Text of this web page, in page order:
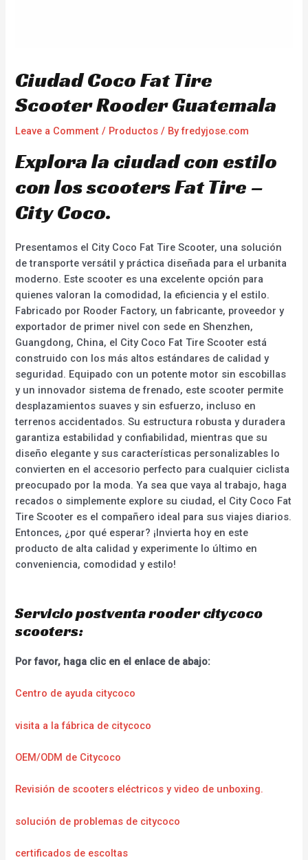
Ciudad Coco Fat Tire
Scooter Rooder Guatemala
Leave a Comment / Productos / Byfredyjose.com
Explora la ciudad con estilo
con los scooters Fat Tire –
City Coco.
Presentamos el City Coco Fat Tire Scooter, una solución
de transporte versátil y práctica diseñada para el urbanita
moderno. Este scooter es una excelente opción para
quienes valoran la comodidad, la eficiencia y el estilo.
Fabricado por Rooder Factory, un fabricante, proveedor y
exportador de primer nivel con sede en Shenzhen,
Guangdong, China, el City Coco Fat Tire Scooter está
construido con los más altos estándares de calidad y
seguridad. Equipado con un potente motor sin escobillas
y un innovador sistema de frenado, este scooter permite
desplazamientos suaves y sin esfuerzo, incluso en
terrenos accidentados. Su estructura robusta y duradera
garantiza estabilidad y confiabilidad, mientras que su
diseño elegante y sus características personalizables lo
convierten en el accesorio perfecto para cualquier ciclista
preocupado por la moda. Ya sea que vaya al trabajo, haga
recados o simplemente explore su ciudad, el City Coco Fat
Tire Scooter es el compañero ideal para sus viajes diarios.
Entonces, ¿por qué esperar? ¡Invierta hoy en este
producto de alta calidad y experimente lo último en
conveniencia, comodidad y estilo!
Servicio postventa rooder citycoco
scooters:
Por favor, haga clic en el enlace de abajo:
Centro de ayuda citycoco
visita a la fábrica de citycoco
OEM/ODM de Citycoco
Revisión de scooters eléctricos y video de unboxing.
solución de problemas de citycoco
certificados de escoltas